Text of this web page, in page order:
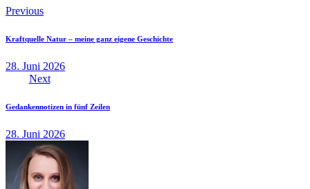
Beitragsnavigation
Previous
Kraftquelle Natur – meine ganz eigene Geschichte
28. Juni 2026
Next
Gedankennotizen in fünf Zeilen
28. Juni 2026